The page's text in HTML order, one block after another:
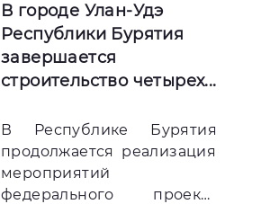
В городе Улан-Удэ
Республики Бурятия
завершается
строительство четырех...
В Республике Бурятия
продолжается реализация
мероприятий
федерального проекта